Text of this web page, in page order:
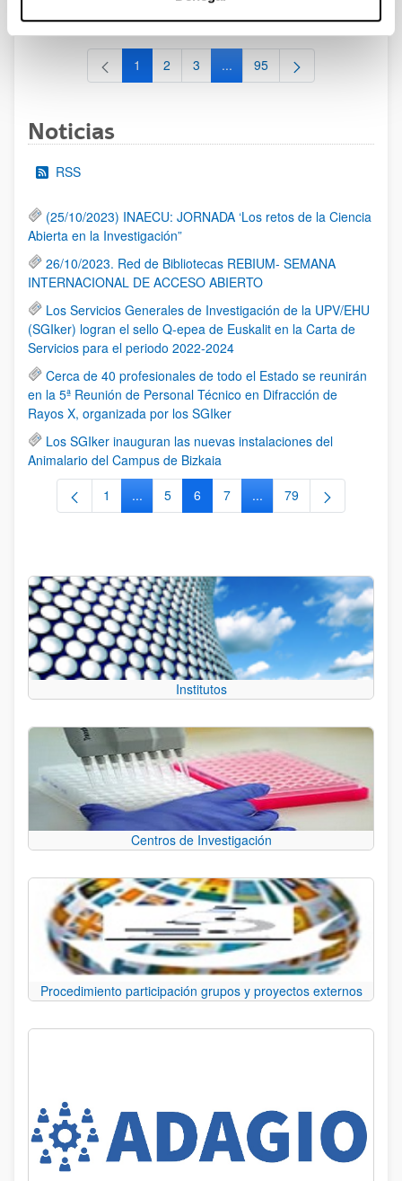
al 30/07/2026 (ambos incluídos)
Página
1 Página
2 Página
3 ...Páginas intermedias Use TAB
Página
95
Noticias
RSS
(25/10/2023) INAECU: JORNADA ‘Los retos de la Ciencia
Abierta en la Investigación”
26/10/2023. Red de Bibliotecas REBIUM- SEMANA
INTERNACIONAL DE ACCESO ABIERTO
Los Servicios Generales de Investigación de la UPV/EHU
(SGIker) logran el sello Q-epea de Euskalit en la Carta de
Servicios para el periodo 2022-2024
Cerca de 40 profesionales de todo el Estado se reunirán
en la 5ª Reunión de Personal Técnico en Difracción de
Rayos X, organizada por los SGIker
Los SGIker inauguran las nuevas instalaciones del
Animalario del Campus de Bizkaia
Página
1 ...Páginas intermedias Use TAB para
Página
5 Página
6 Página
7 ...Páginas intermedias
Página
79
Institutos
Centros de Investigación
Procedimiento participación grupos y proyectos externos